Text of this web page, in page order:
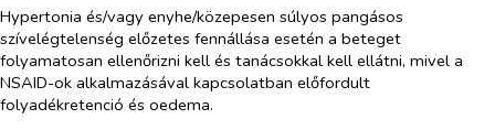
Hypertonia és/vagy enyhe/közepesen súlyos pangásos
szívelégtelenség előzetes fennállása esetén a beteget
folyamatosan ellenőrizni kell és tanácsokkal kell ellátni, mivel a
NSAID-ok alkalmazásával kapcsolatban előfordult
folyadékretenció és oedema.